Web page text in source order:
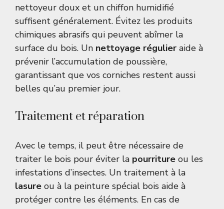
nettoyeur doux et un chiffon humidifié
suffisent généralement. Évitez les produits
chimiques abrasifs qui peuvent abîmer la
surface du bois. Un nettoyage régulier aide à
prévenir l’accumulation de poussière,
garantissant que vos corniches restent aussi
belles qu’au premier jour.
Traitement et réparation
Avec le temps, il peut être nécessaire de
traiter le bois pour éviter la pourriture ou les
infestations d’insectes. Un traitement à la
lasure ou à la peinture spécial bois aide à
protéger contre les éléments. En cas de